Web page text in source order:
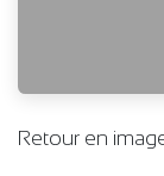
Retour en